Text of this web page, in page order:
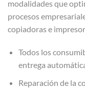
modalidades que
procesos
copiadoras e
Todos los
entrega
Reparación de la